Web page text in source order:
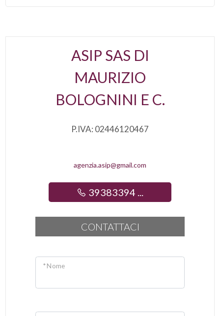
Infissi in legno
Persiane
ASIP SAS DI
MAURIZIO
BOLOGNINI E C.
P.IVA: 02446120467
agenzia.asip@gmail.com
39383394 ...
CONTATTACI
* Nome